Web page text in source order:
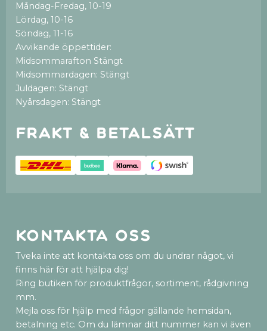
Måndag-Fredag, 10-19
Lördag, 10-16
Söndag, 11-16
Avvikande öppettider:
Midsommarafton Stängt
Midsommardagen: Stängt
Juldagen: Stängt
Nyårsdagen: Stängt
Frakt & betalsätt
Kontakta oss
Tveka inte att kontakta oss om du undrar något, vi
finns här för att hjälpa dig!
Ring butiken för produktfrågor, sortiment, rådgivning
mm.
Mejla oss för hjälp med frågor gällande hemsidan,
betalning etc. Om du lämnar ditt nummer kan vi även